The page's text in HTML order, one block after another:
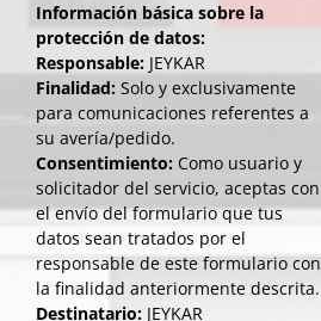
Información básica sobre la
protección de datos:
Responsable: JEYKAR
Finalidad: Solo y exclusivamente
para comunicaciones referentes a
su avería/pedido.
Consentimiento: Como usuario y
solicitador del servicio, aceptas con
el envío del formulario que tus
datos sean tratados por el
responsable de este formulario con
la finalidad anteriormente descrita.
Destinatario: JEYKAR